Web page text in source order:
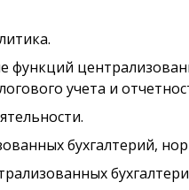
функций
учета и
бухгалтерий,